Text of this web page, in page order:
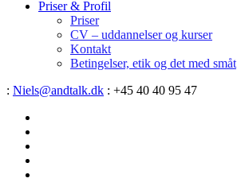
Priser & Profil
Priser
CV – uddannelser og kurser
Kontakt
Betingelser, etik og det med småt
: Niels@andtalk.dk : +45 40 40 95 47